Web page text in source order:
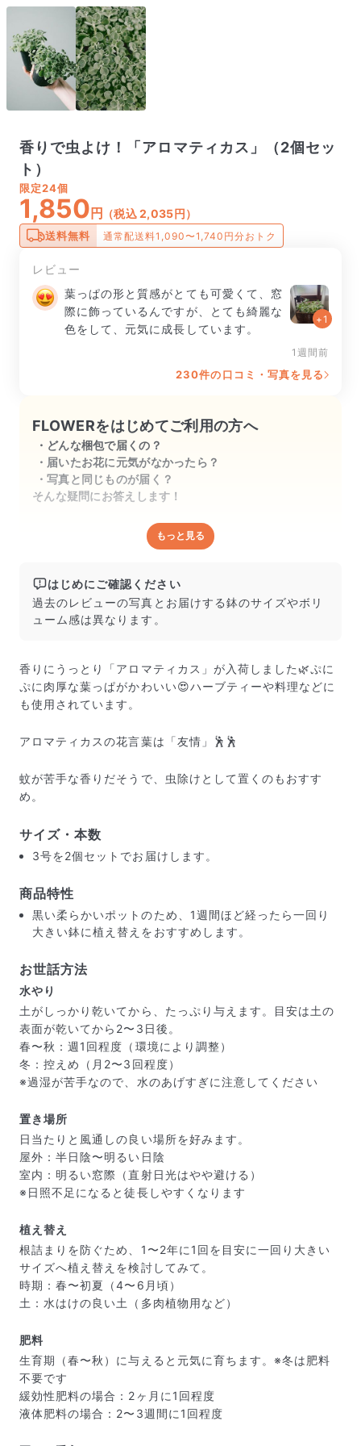
香りで虫よけ！「アロマティカス」（2個セッ
ト）
限定24個
1,850 円 （税込 2,035円）
送料無料 通常配送料1,090〜1,740円分おトク
レビュー
葉っぱの形と質感がとても可愛くて、窓
際に飾っているんですが、とても綺麗な
色をして、元気に成長しています。
+1
1週間前
230件の口コミ・写真を見る
FLOWERをはじめてご利用の方へ
どんな梱包で届くの？
届いたお花に元気がなかったら？
写真と同じものが届く？
そんな疑問にお答えします！
どんな梱包で届くの？
し、専用ボックスに丁寧に梱包してお届けしています。
きゅっとまとめられて一見窮屈そうに見えますが、輸送
中の衝撃による折れや擦れを軽減する効果があります。
届いたお花に元気がなかったら？
もし届いたお花に「枯れている」「折れている」などの
不備があった場合は、些細なことでもお気軽にサポート
までご連絡ください。ご返金にて補償いたします。
写真と同じものが届く？
品を撮影したものです。お花は生き物なので、どうして
も色味やサイズ・咲き方に個体差はありますが、できる
だけ写真のイメージに近いものをお届けできるように人
の目でチェックをしています。
もっと見る
はじめにご確認ください
過去のレビューの写真とお届けする鉢のサイズやボリ
ューム感は異なります。
香りにうっとり「アロマティカス」が入荷しました🌿ぷに
ぷに肉厚な葉っぱがかわいい😍ハーブティーや料理などに
も使用されています。
アロマティカスの花言葉は「友情」🕺🕺
蚊が苦手な香りだそうで、虫除けとして置くのもおすす
め。
サイズ・本数
3号を2個セットでお届けします。
商品特性
黒い柔らかいポットのため、1週間ほど経ったら一回り
大きい鉢に植え替えをおすすめします。
お世話方法
水やり
土がしっかり乾いてから、たっぷり与えます。目安は土の
表面が乾いてから2〜3日後。
春〜秋：週1回程度（環境により調整）
冬：控えめ（月2〜3回程度）
※過湿が苦手なので、水のあげすぎに注意してください
置き場所
日当たりと風通しの良い場所を好みます。
屋外：半日陰〜明るい日陰
室内：明るい窓際（直射日光はやや避ける）
※日照不足になると徒長しやすくなります
植え替え
根詰まりを防ぐため、1〜2年に1回を目安に一回り大きい
サイズへ植え替えを検討してみて。
時期：春〜初夏（4〜6月頃）
土：水はけの良い土（多肉植物用など）
肥料
生育期（春〜秋）に与えると元気に育ちます。※冬は肥料
不要です
緩効性肥料の場合：2ヶ月に1回程度
液体肥料の場合：2〜3週間に1回程度